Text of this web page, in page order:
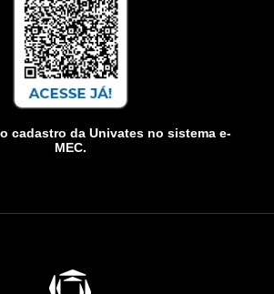
cadastro da Univates no sistema e-
MEC.